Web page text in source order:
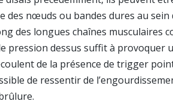
des nœuds ou bandes dures au
des longues chaînes musculaires
pression dessus suffit à provoquer
de la présence de trigger
de ressentir de